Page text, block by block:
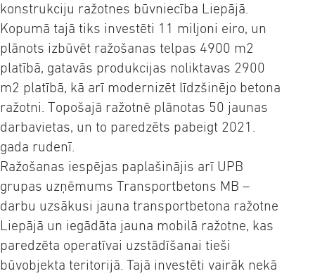
konstrukciju ražotnes būvniecība Liepājā.
Kopumā tajā tiks investēti 11 miljoni eiro, un
plānots izbūvēt ražošanas telpas 4900 m2
platībā, gatavās produkcijas noliktavas 2900
m2 platībā, kā arī modernizēt līdzšinējo betona
ražotni. Topošajā ražotnē plānotas 50 jaunas
darbavietas, un to paredzēts pabeigt 2021.
gada rudenī.
Ražošanas iespējas paplašinājis arī UPB
grupas uzņēmums Transportbetons MB –
darbu uzsākusi jauna transportbetona ražotne
Liepājā un iegādāta jauna mobilā ražotne, kas
paredzēta operatīvai uzstādīšanai tieši
būvobjekta teritorijā. Tajā investēti vairāk nekā